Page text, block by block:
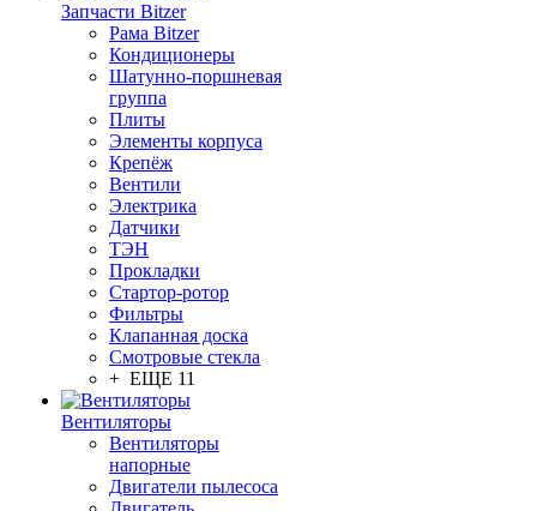
Запчасти Bitzer
Рама Bitzer
Кондиционеры
Шатунно-поршневая
группа
Плиты
Элементы корпуса
Крепёж
Вентили
Электрика
Датчики
ТЭН
Прокладки
Стартор-ротор
Фильтры
Клапанная доска
Смотровые стекла
+ ЕЩЕ 11
Вентиляторы
Вентиляторы
напорные
Двигатели пылесоса